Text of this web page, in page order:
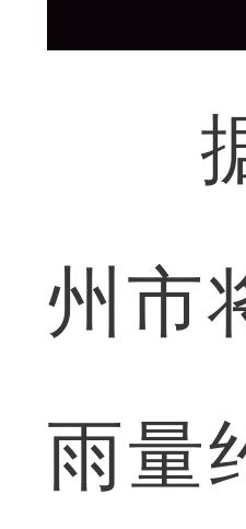
据
州市
雨量